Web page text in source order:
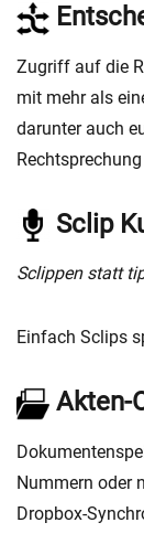
Zugriff auf die
mit mehr als
darunter auch
Sclip
Sclippen statt
Einfach Sclips
Akten-
Nummern oder
Dropbox-